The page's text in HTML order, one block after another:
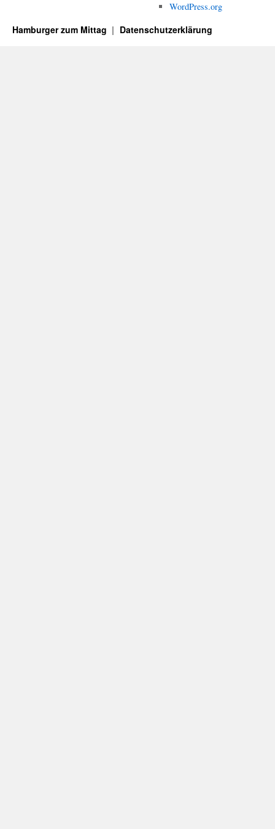
WordPress.org
Hamburger zum Mittag Datenschutzerklärung